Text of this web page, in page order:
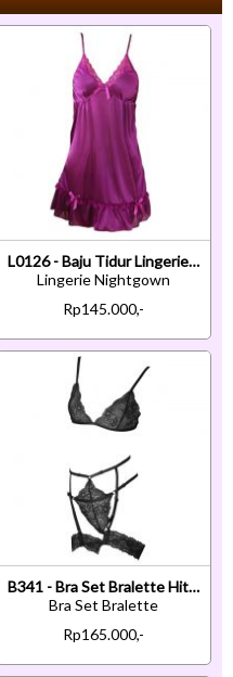
L0126 - Baju Tidur Lingerie Nightgown Sleepwear Midi Dress Ungu
Lingerie Nightgown
Rp145.000,-
B341 - Bra Set Bralette Hitam Transparan Celana Dalam Garter Strap Garter Paha
Bra Set Bralette
Rp165.000,-